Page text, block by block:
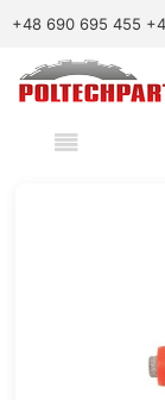
+48 690 695 455